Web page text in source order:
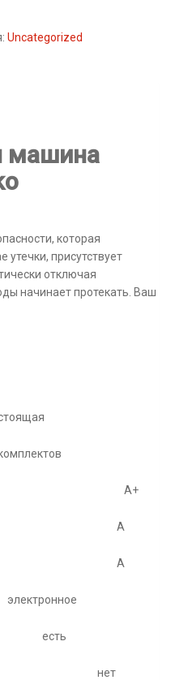
Uncategorized
машина
которая
присутствует
отключая
начинает протекать. Ваш
A+
A
A
электронное
есть
нет